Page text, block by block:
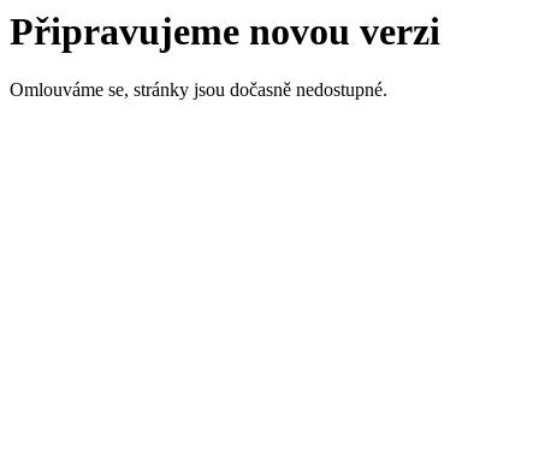
Připravujeme novou verzi
Omlouváme se, stránky jsou dočasně nedostupné.